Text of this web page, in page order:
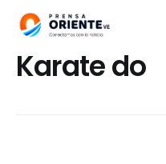
Karate do